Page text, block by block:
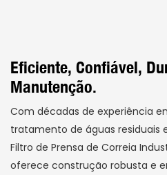
Eficiente, Confiável,
Manutenção.
Com décadas de experiência
tratamento de águas residuais
Filtro de Prensa de Correia
oferece construção robusta e